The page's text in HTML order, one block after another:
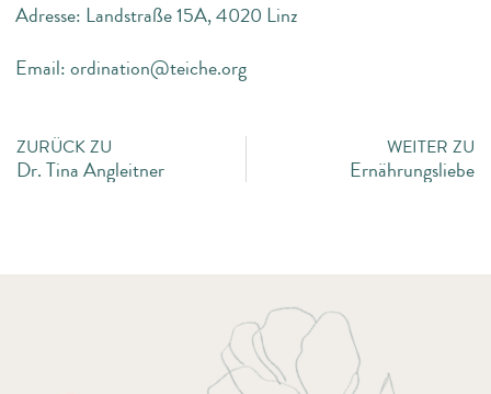
Adresse: Landstraße 15A, 4020 Linz
Email: ordination@teiche.org
ZURÜCK ZU
Dr. Tina Angleitner
WEITER ZU
Ernährungsliebe